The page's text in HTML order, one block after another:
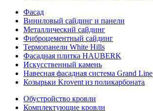
Фасад
Виниловый сайдинг и панели
Металлический сайдинг
Фиброцементный сайдинг
Термопанели White Hills
Фасадная плитка HAUBERK
Искусственный камень
Навесная фасадная система Grand Line
Козырьки Krovent из поликарбоната
Обустройство кровли
Комплектующие кровли